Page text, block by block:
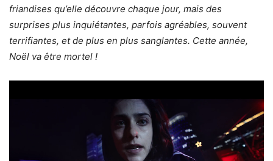
friandises qu’elle découvre chaque jour, mais des
surprises plus inquiétantes, parfois agréables, souvent
terrifiantes, et de plus en plus sanglantes. Cette année,
Noël va être mortel !